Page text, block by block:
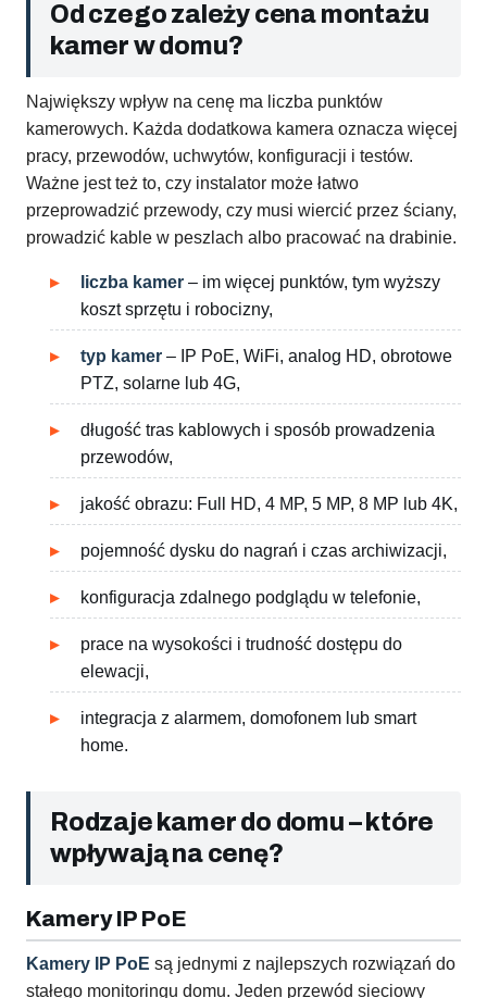
Od czego zależy cena montażu
kamer w domu?
Największy wpływ na cenę ma liczba punktów
kamerowych. Każda dodatkowa kamera oznacza więcej
pracy, przewodów, uchwytów, konfiguracji i testów.
Ważne jest też to, czy instalator może łatwo
przeprowadzić przewody, czy musi wiercić przez ściany,
prowadzić kable w peszlach albo pracować na drabinie.
liczba kamer – im więcej punktów, tym wyższy
koszt sprzętu i robocizny,
typ kamer – IP PoE, WiFi, analog HD, obrotowe
PTZ, solarne lub 4G,
długość tras kablowych i sposób prowadzenia
przewodów,
jakość obrazu: Full HD, 4 MP, 5 MP, 8 MP lub 4K,
pojemność dysku do nagrań i czas archiwizacji,
konfiguracja zdalnego podglądu w telefonie,
prace na wysokości i trudność dostępu do
elewacji,
integracja z alarmem, domofonem lub smart
home.
Rodzaje kamer do domu – które
wpływają na cenę?
Kamery IP PoE
Kamery IP PoE są jednymi z najlepszych rozwiązań do
stałego monitoringu domu. Jeden przewód sieciowy